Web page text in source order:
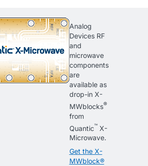
Analog
Devices RF
and
microwave
components
are
available as
drop-in X-
MWblocks®
from
Quantic™X-
Microwave.
Get the X-
MWblock®